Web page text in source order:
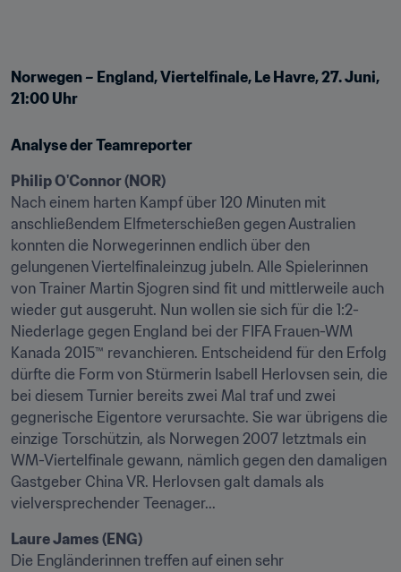
Norwegen – England, Viertelfinale, Le Havre, 27. Juni,
21:00 Uhr
Analyse der Teamreporter
Nach einem harten Kampf über 120 Minuten mit
anschließendem Elfmeterschießen gegen Australien
konnten die Norwegerinnen endlich über den
gelungenen Viertelfinaleinzug jubeln. Alle Spielerinnen
von Trainer Martin Sjogren sind fit und mittlerweile auch
wieder gut ausgeruht. Nun wollen sie sich für die 1:2-
Niederlage gegen England bei der FIFA Frauen-WM
Kanada 2015™ revanchieren. Entscheidend für den Erfolg
dürfte die Form von Stürmerin Isabell Herlovsen sein, die
bei diesem Turnier bereits zwei Mal traf und zwei
gegnerische Eigentore verursachte. Sie war übrigens die
einzige Torschützin, als Norwegen 2007 letztmals ein
WM-Viertelfinale gewann, nämlich gegen den damaligen
Gastgeber China VR. Herlovsen galt damals als
vielversprechender Teenager...
Die Engländerinnen treffen auf einen sehr